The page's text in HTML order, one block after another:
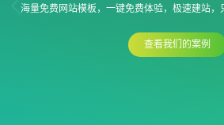
海量免费网站模板，一键免费体验，极速建站
查看我们的案例